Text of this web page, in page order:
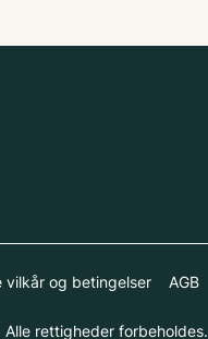
vilkår og betingelser AGB
rettigheder forbeholdes.